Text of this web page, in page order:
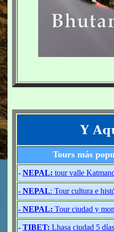
Y
Tours más
- NEPAL: tour valle
- NEPAL: Tour cultura e
- NEPAL: Tour ciudad y
- TIBET: Lhasa ciudad 5 días